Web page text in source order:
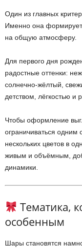
Один из главных
Именно она формирует
на общую атмосферу.
Для первого дня
радостные оттенки:
солнечно-жёлтый,
детством, лёгкостью и
Чтобы оформление
ограничиваться одним
нескольких цветов в
живым и объёмным,
динамики.
Тематика,
особенным
Шары становятся